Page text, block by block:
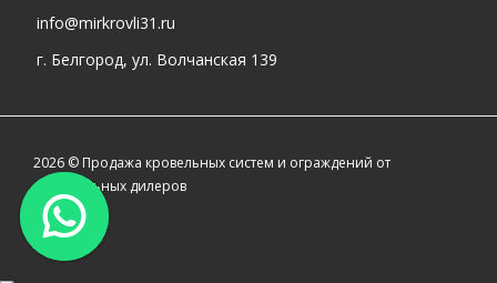
info@mirkrovli31.ru
г. Белгород, ул. Волчанская 139
2026 © Продажа кровельных систем и ограждений от
официальных дилеров